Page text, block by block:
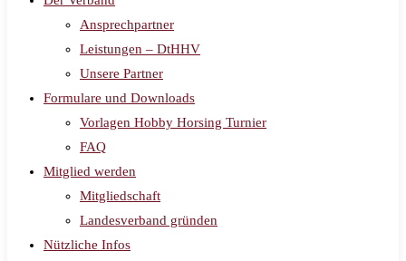
Ansprechpartner
Leistungen – DtHHV
Unsere Partner
Formulare und Downloads
Vorlagen Hobby Horsing Turnier
FAQ
Mitglied werden
Mitgliedschaft
Landesverband gründen
Nützliche Infos